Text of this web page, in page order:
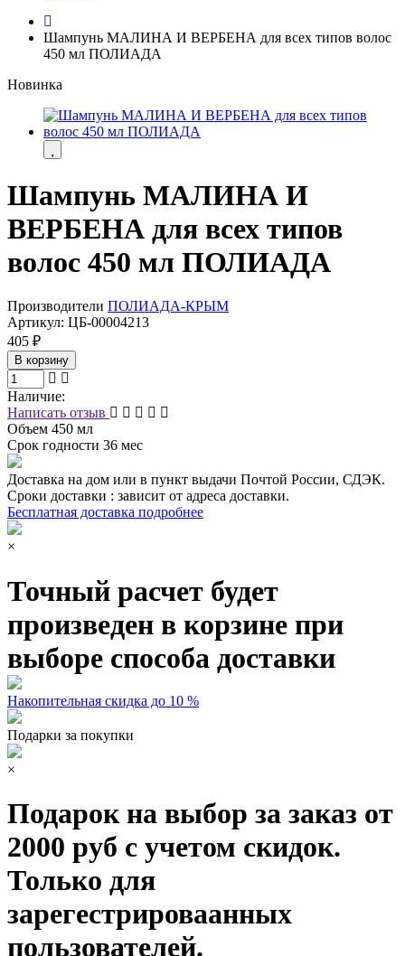
Шампунь МАЛИНА И ВЕРБЕНА для всех типов волос
450 мл ПОЛИАДА
Новинка
Шампунь МАЛИНА И
ВЕРБЕНА для всех типов
волос 450 мл ПОЛИАДА
Производители ПОЛИАДА-КРЫМ
Артикул: ЦБ-00004213
405 ₽
В корзину
Наличие:
Написать отзыв
Объем 450 мл
Срок годности 36 мес
Доставка на дом или в пункт выдачи Почтой России, СДЭК.
Сроки доставки : зависит от адреса доставки.
Бесплатная доставка подробнее
×
Точный расчет будет
произведен в корзине при
выборе способа доставки
Накопительная скидка до 10 %
Подарки за покупки
×
Подарок на выбор за заказ от
2000 руб с учетом скидок.
Только для
зарегестрироваанных
пользователей.